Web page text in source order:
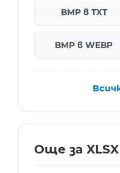
BMP в TXT
BMP в WEBP
Още за